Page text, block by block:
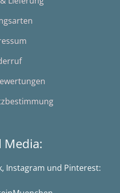
Media:
Instagram und Pinterest: